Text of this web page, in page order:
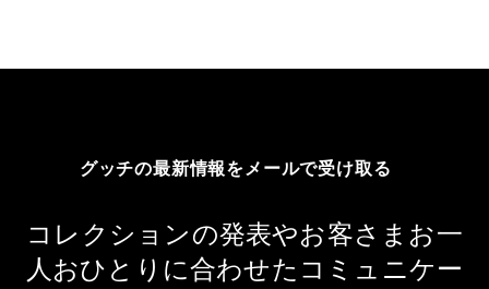
グッチの最新情報をメールで受け取る
コレクションの発表やお客さまお一
人おひとりに合わせたコミュニケー